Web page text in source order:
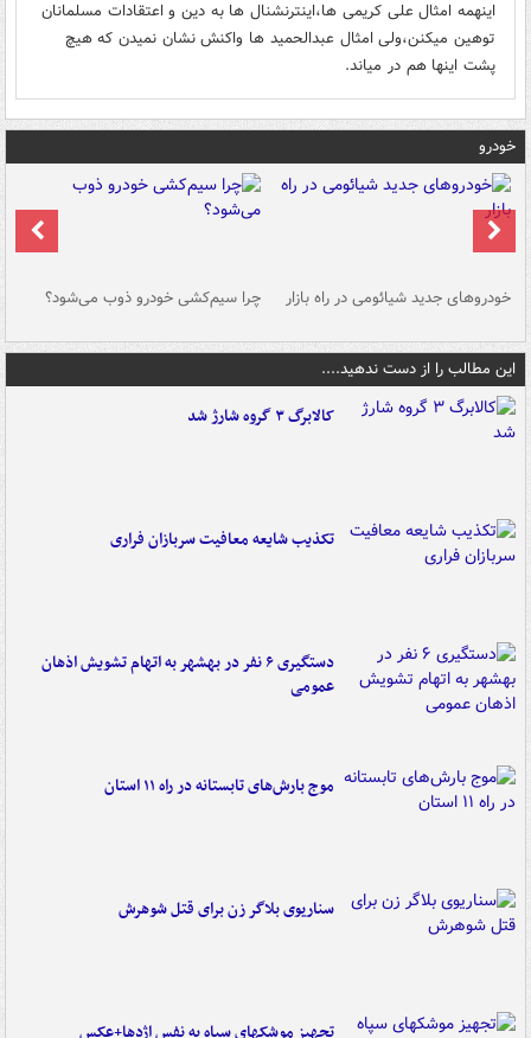
اینهمه امثال علی کریمی ها،اینترنشنال ها به دین و اعتقادات مسلمانان
توهین میکنن،ولی امثال عبدالحمید ها واکنش نشان نمیدن که هیچ
پشت اینها هم در میاند.
خودرو
خودروهای جدید شیائومی در راه بازار چرا سیم‌کشی خودرو ذوب می‌شود؟
این مطالب را از دست ندهید....
کالابرگ ۳ گروه شارژ شد
تکذیب شایعه معافیت سربازان فراری
دستگیری ۶ نفر در بهشهر به اتهام تشویش اذهان
عمومی
موج بارش‌های تابستانه در راه ۱۱ استان
سناریوی بلاگر زن برای قتل شوهرش
تجهیز موشکهای سپاه به نفس اژدها+عکس